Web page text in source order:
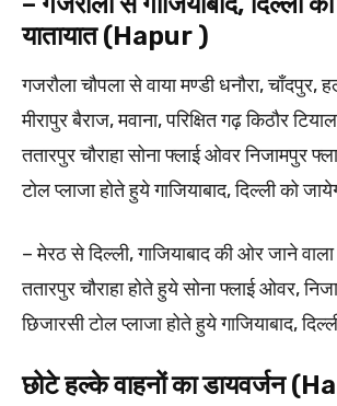
यातायात (Hapur )
गजरौला चौपला से वाया मण्डी धनौरा, चाँदपुर,
मीरापुर बैराज, मवाना, परिक्षित गढ़ किठौर
ततारपुर चौराहा सोना फ्लाई ओवर निजामपुर
टोल प्लाजा होते हुये गाजियाबाद, दिल्ली को
– मेरठ से दिल्ली, गाजियाबाद की ओर जाने वाला
ततारपुर चौराहा होते हुये सोना फ्लाई ओवर,
छिजारसी टोल प्लाजा होते हुये गाजियाबाद,
छोटे हल्के वाहनों का डायवर्जन